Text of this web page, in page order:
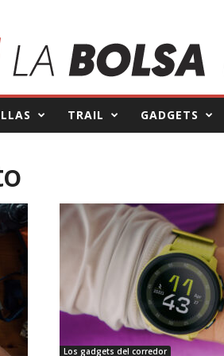
TRAIL GADGETS
Los gadgets del corredor